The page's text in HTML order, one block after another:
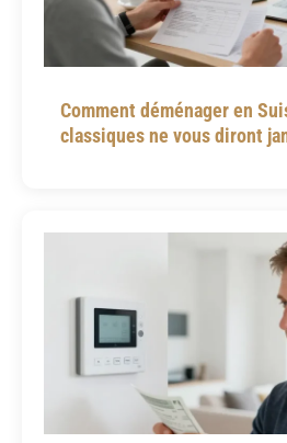
Comment déménager en
classiques ne vous diront